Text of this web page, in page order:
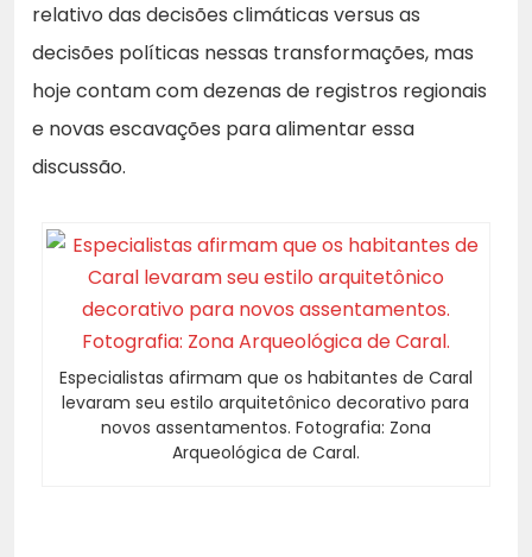
relativo das decisões climáticas versus as
decisões políticas nessas transformações, mas
hoje contam com dezenas de registros regionais
e novas escavações para alimentar essa
discussão.
Especialistas afirmam que os habitantes de Caral
levaram seu estilo arquitetônico decorativo para
novos assentamentos. Fotografia: Zona
Arqueológica de Caral.